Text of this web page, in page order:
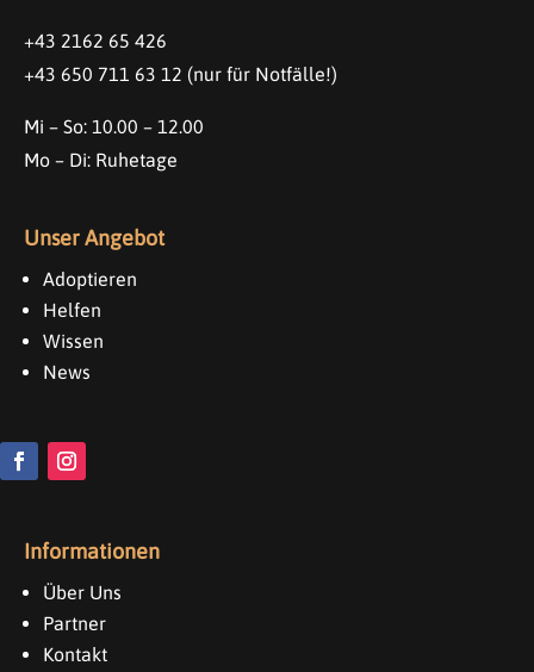
+43 2162 65 426
+43 650 711 63 12 (nur für Notfälle!)
Mi – So: 10.00 – 12.00
Mo – Di: Ruhetage
Unser Angebot
Adoptieren
Helfen
Wissen
News
Informationen
Über Uns
Partner
Kontakt